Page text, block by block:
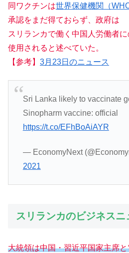
同ワクチンは世界保健機関（WHO
承認をまだ得ておらず、政府は
スリランカで働く中国人労働者に
使用されると述べていた。
【参考】 3月23日のニュース
Sri Lanka likely to vaccinate
Sinopharm vaccine: official
https://t.co/EFhBoAiAYR
— EconomyNext
2021
スリランカのビジネスニ
大統領は中国・習近平国家主席